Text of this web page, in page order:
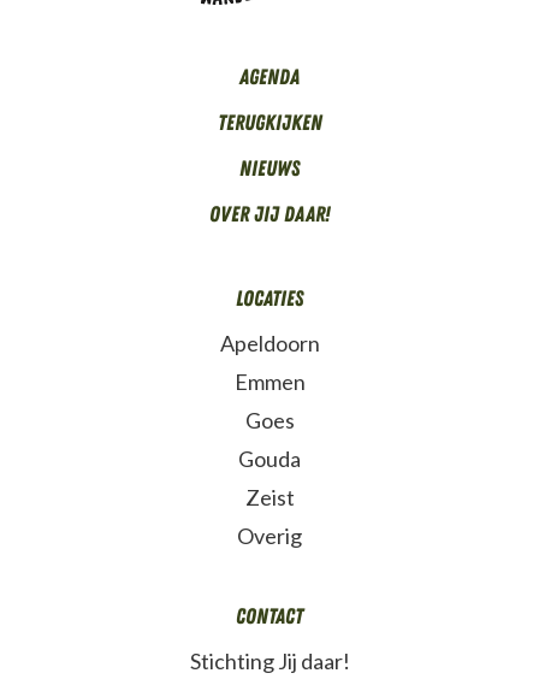
Agenda
Terugkijken
Nieuws
Over Jij daar!
Locaties
Apeldoorn
Emmen
Goes
Gouda
Zeist
Overig
Contact
Stichting Jij daar!